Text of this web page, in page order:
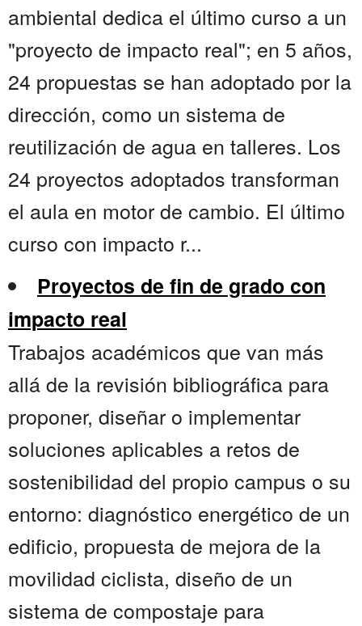
ambiental dedica el último curso a un
"proyecto de impacto real"; en 5 años,
24 propuestas se han adoptado por la
dirección, como un sistema de
reutilización de agua en talleres. Los
24 proyectos adoptados transforman
el aula en motor de cambio. El último
curso con impacto r...
Proyectos de fin de grado con
impacto real
Trabajos académicos que van más
allá de la revisión bibliográfica para
proponer, diseñar o implementar
soluciones aplicables a retos de
sostenibilidad del propio campus o su
entorno: diagnóstico energético de un
edificio, propuesta de mejora de la
movilidad ciclista, diseño de un
sistema de compostaje para